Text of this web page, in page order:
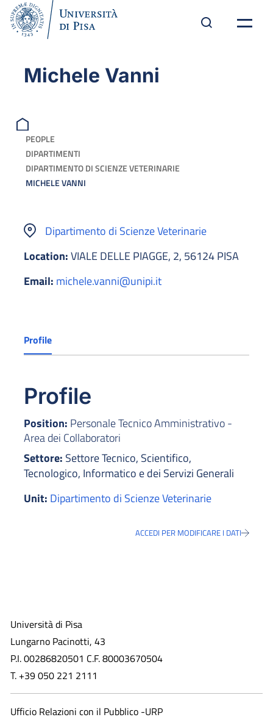
Michele Vanni
PEOPLE
DIPARTIMENTI
DIPARTIMENTO DI SCIENZE VETERINARIE
MICHELE VANNI
Dipartimento di Scienze Veterinarie
Location:VIALE DELLE PIAGGE, 2, 56124 PISA
Email: michele.vanni@unipi.it
Profile
Profile
Position: Personale Tecnico Amministrativo -
Area dei Collaboratori
Settore: Settore Tecnico, Scientifico,
Tecnologico, Informatico e dei Servizi Generali
Unit: Dipartimento di Scienze Veterinarie
ACCEDI PER MODIFICARE I DATI
Università di Pisa
Lungarno Pacinotti, 43
P.I. 00286820501 C.F. 80003670504
T. +39 050 221 2111
Ufficio Relazioni con il Pubblico -URP